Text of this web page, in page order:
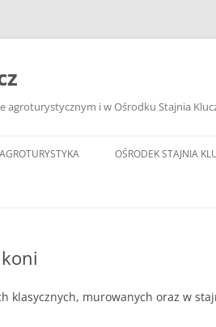
agroturystycznym i w Ośrodku Stajnia
AGROTURYSTYKA OŚRODEK STAJNIA
klasycznych, murowanych oraz w